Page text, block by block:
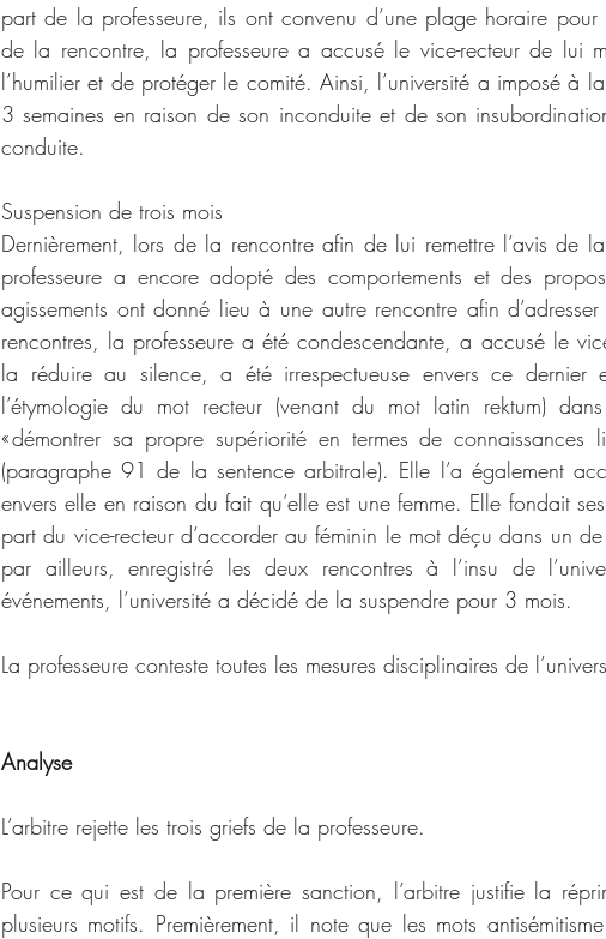
part de la professeure, ils ont convenu d’une plage horaire pour
de la rencontre, la professeure a accusé le vice-recteur de lui
l’humilier et de protéger le comité. Ainsi, l’université a imposé à
3 semaines en raison de son inconduite et de son
conduite.
Suspension de trois mois
Dernièrement, lors de la rencontre afin de lui remettre l’avis de
professeure a encore adopté des comportements et des
agissements ont donné lieu à une autre rencontre afin
rencontres, la professeure a été condescendante, a accusé le
la réduire au silence, a été irrespectueuse envers ce dernier
l’étymologie du mot recteur (venant du mot latin rektum)
« démontrer sa propre supériorité en termes de connaissances
(paragraphe 91 de la sentence arbitrale). Elle l’a également
envers elle en raison du fait qu’elle est une femme. Elle fondait
part du vice-recteur d’accorder au féminin le mot déçu dans un
par ailleurs, enregistré les deux rencontres à l’insu de
événements, l’université a décidé de la suspendre pour 3 mois.
La professeure conteste toutes les mesures disciplinaires de
Analyse
L’arbitre rejette les trois griefs de la professeure.
Pour ce qui est de la première sanction, l’arbitre justifie la
plusieurs motifs. Premièrement, il note que les mots